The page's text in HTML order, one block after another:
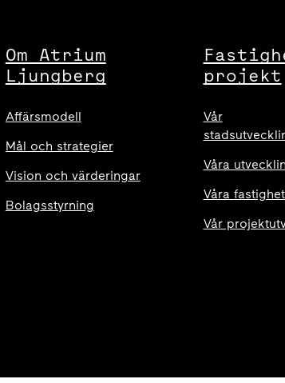
Om Atrium
Ljungberg
Affärsmodell
Mål och strategier
Vision och värderingar
Bolagsstyrning
projekt
Vår
Våra
Våra
Vår